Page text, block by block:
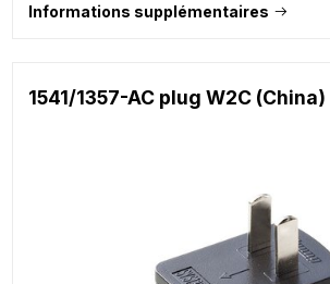
Informations supplémentaires
1541/1357-AC plug W2C (China)